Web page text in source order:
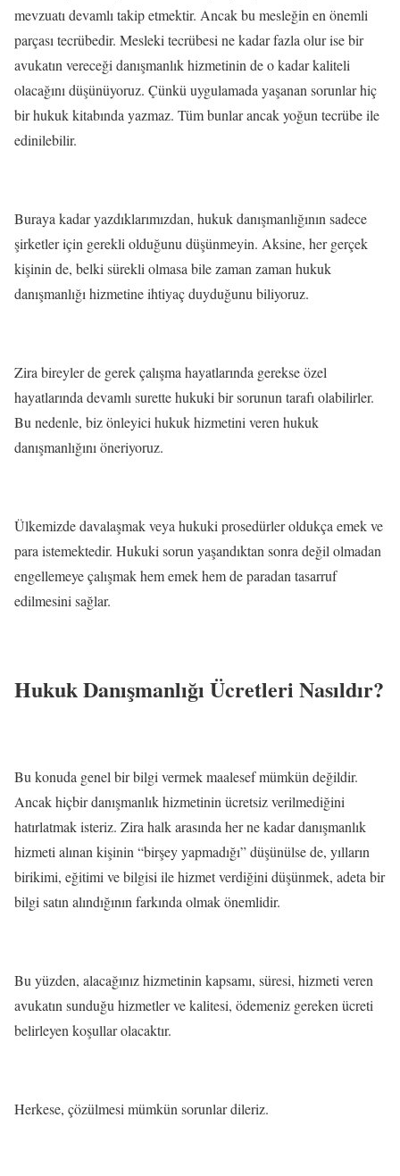
mevzuatı devamlı takip etmektir. Ancak bu mesleğin en önemli
parçası tecrübedir. Mesleki tecrübesi ne kadar fazla olur ise bir
avukatın vereceği danışmanlık hizmetinin de o kadar kaliteli
olacağını düşünüyoruz. Çünkü uygulamada yaşanan sorunlar hiç
bir hukuk kitabında yazmaz. Tüm bunlar ancak yoğun tecrübe ile
edinilebilir.
Buraya kadar yazdıklarımızdan, hukuk danışmanlığının sadece
şirketler için gerekli olduğunu düşünmeyin. Aksine, her gerçek
kişinin de, belki sürekli olmasa bile zaman zaman hukuk
danışmanlığı hizmetine ihtiyaç duyduğunu biliyoruz.
Zira bireyler de gerek çalışma hayatlarında gerekse özel
hayatlarında devamlı surette hukuki bir sorunun tarafı olabilirler.
Bu nedenle, biz önleyici hukuk hizmetini veren hukuk
danışmanlığını öneriyoruz.
Ülkemizde davalaşmak veya hukuki prosedürler oldukça emek ve
para istemektedir. Hukuki sorun yaşandıktan sonra değil olmadan
engellemeye çalışmak hem emek hem de paradan tasarruf
edilmesini sağlar.
Hukuk Danışmanlığı Ücretleri Nasıldır?
Bu konuda genel bir bilgi vermek maalesef mümkün değildir.
Ancak hiçbir danışmanlık hizmetinin ücretsiz verilmediğini
hatırlatmak isteriz. Zira halk arasında her ne kadar danışmanlık
hizmeti alınan kişinin “birşey yapmadığı” düşünülse de, yılların
birikimi, eğitimi ve bilgisi ile hizmet verdiğini düşünmek, adeta bir
bilgi satın alındığının farkında olmak önemlidir.
Bu yüzden, alacağınız hizmetinin kapsamı, süresi, hizmeti veren
avukatın sunduğu hizmetler ve kalitesi, ödemeniz gereken ücreti
belirleyen koşullar olacaktır.
Herkese, çözülmesi mümkün sorunlar dileriz.